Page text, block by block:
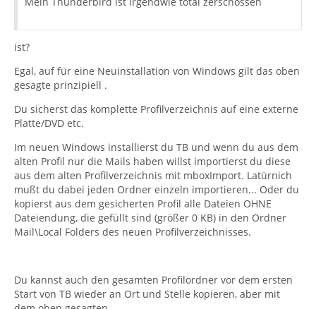
ist?
Egal, auf für eine Neuinstallation von Windows gilt das oben
gesagte prinzipiell .
Du sicherst das komplette Profilverzeichnis auf eine externe
Platte/DVD etc.
Im neuen Windows installierst du TB und wenn du aus dem
alten Profil nur die Mails haben willst importierst du diese
aus dem alten Profilverzeichnis mit mboxImport. Latürnich
mußt du dabei jeden Ordner einzeln importieren... Oder du
kopierst aus dem gesicherten Profil alle Dateien OHNE
Dateiendung, die gefüllt sind (größer 0 KB) in den Ordner
Mail\Local Folders des neuen Profilverzeichnisses.
Du kannst auch den gesamten Profilordner vor dem ersten
Start von TB wieder an Ort und Stelle kopieren, aber mit